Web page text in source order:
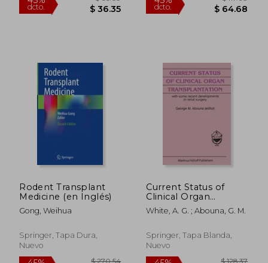
Rodent Transplant
Medicine (en Inglés)
Gong, Weihua
Springer, Tapa Dura,
Nuevo
Current Status of
Clinical Organ
Transplantation: With
Some Recent
Renal Surgery (en
Inglés)
White, A. G. ; Abouna, G. M.
Springer, Tapa Blanda,
Nuevo